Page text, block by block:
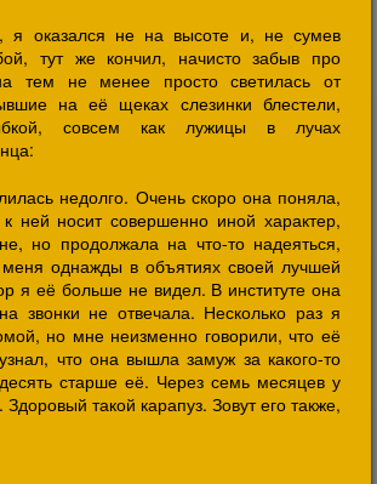
я оказался не на высоте и, не сумев
тут же кончил, начисто забыв про
тем не менее просто светилась от
на её щеках слезинки блестели,
совсем как лужицы в лучах
недолго. Очень скоро она поняла,
ней носит совершенно иной характер,
но продолжала на что-то надеяться,
меня однажды в объятиях своей лучшей
я её больше не видел. В институте она
звонки не отвечала. Несколько раз я
но мне неизменно говорили, что её
что она вышла замуж за какого-то
старше её. Через семь месяцев у
такой карапуз. Зовут его также,